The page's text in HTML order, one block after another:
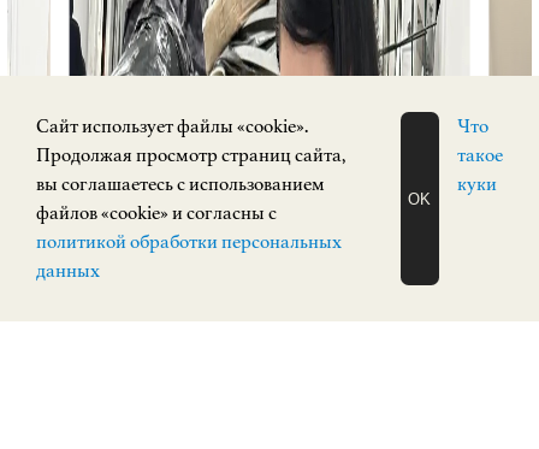
ЗАПИСАТЬСЯ
НА ЭКСКУРСИЮ
Cайт использует файлы «cookie».
Продолжая просмотр страниц сайта,
вы соглашаетесь с использованием
файлов «cookie» и согласны с
политикой обработки персональных
данных
OK
Что
такое
куки